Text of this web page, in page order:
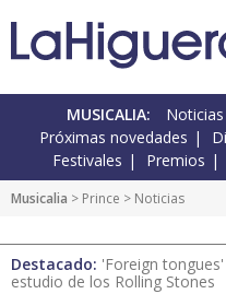
MUSICALIA:
Próximas novedades
Festivales
Premios
Musicalia > Prince > Noticias
Destacado: 'Foreign
estudio de los Rolling Stones